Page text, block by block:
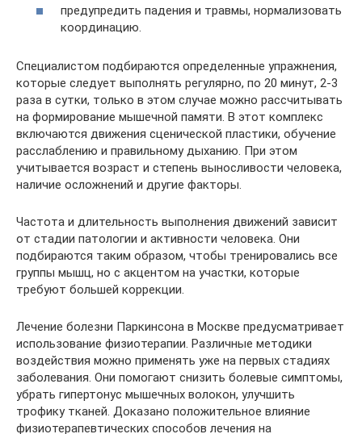
предупредить падения и травмы, нормализовать
координацию.
Специалистом подбираются определенные упражнения,
которые следует выполнять регулярно, по 20 минут, 2-3
раза в сутки, только в этом случае можно рассчитывать
на формирование мышечной памяти. В этот комплекс
включаются движения сценической пластики, обучение
расслаблению и правильному дыханию. При этом
учитывается возраст и степень выносливости человека,
наличие осложнений и другие факторы.
Частота и длительность выполнения движений зависит
от стадии патологии и активности человека. Они
подбираются таким образом, чтобы тренировались все
группы мышц, но с акцентом на участки, которые
требуют большей коррекции.
Лечение болезни Паркинсона в Москве предусматривает
использование физиотерапии. Различные методики
воздействия можно применять уже на первых стадиях
заболевания. Они помогают снизить болевые симптомы,
убрать гипертонус мышечных волокон, улучшить
трофику тканей. Доказано положительное влияние
физиотерапевтических способов лечения на